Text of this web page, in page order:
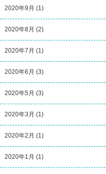
2020年9月 (1)
2020年8月 (2)
2020年7月 (1)
2020年6月 (3)
2020年5月 (3)
2020年3月 (1)
2020年2月 (1)
2020年1月 (1)